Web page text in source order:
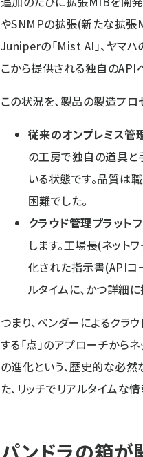
やSNMPの拡張(新たな拡張
Juniperの「Mist AI」、ヤマハ
こから提供される独自のAPI
この状況を、製品の製造プロ
従来のオンプレミス
の工房で独自の道具と
いる状態です。品質は
困難でした。
クラウド管理プラット
します。工場長(ネット
化された指示書(APIコ
ルタイムに、かつ詳細
つまり、ベンダーによるクラ
する「点」のアプローチから
の進化という、歴史的な必然
た、リッチでリアルタイムな
パンドラの箱が